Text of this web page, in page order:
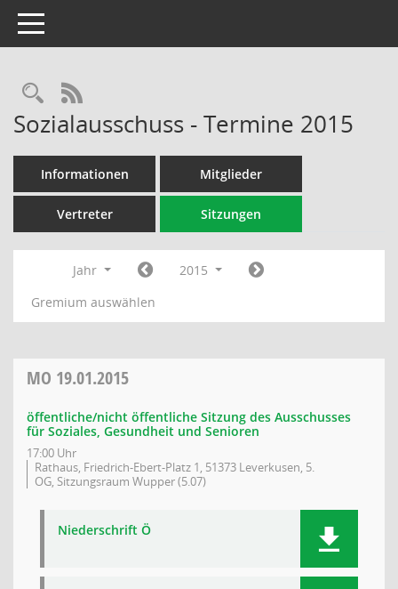
Toggle navigation
Rechercheauswahl
RSS-Feed
Sozialausschuss - Termine 2015
Informationen Mitglieder
Vertreter Sitzungen
Jahr
2015
Gremium auswählen
MO 19.01.2015
öffentliche/nicht öffentliche Sitzung des Ausschusses
für Soziales, Gesundheit und Senioren
17:00 Uhr
Rathaus, Friedrich-Ebert-Platz 1, 51373 Leverkusen, 5.
OG, Sitzungsraum Wupper (5.07)
Niederschrift Ö